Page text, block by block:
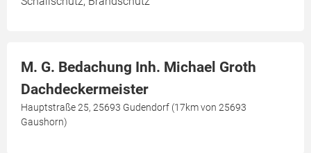
M. G. Bedachung Inh. Michael Groth
Dachdeckermeister
Hauptstraße 25, 25693 Gudendorf (17km von 25693
Gaushorn)